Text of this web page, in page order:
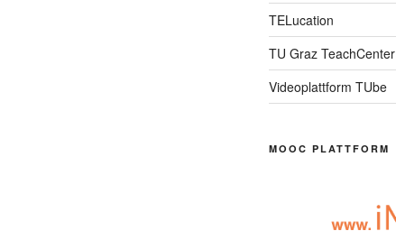
TELucation
TU Graz TeachCenter
Videoplattform TUbe
MOOC PLATTFORM